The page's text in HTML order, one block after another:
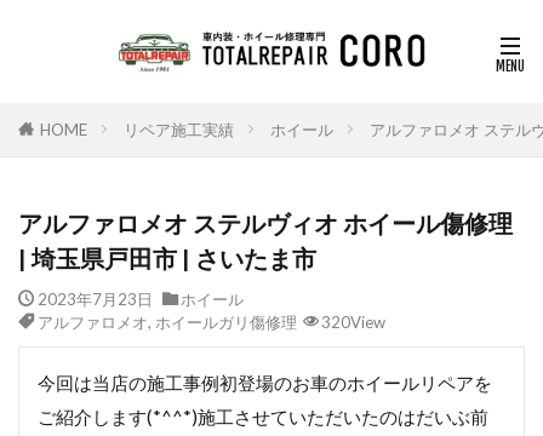
HOME リペア施工実績 ホイール アルファロメオ ステル
アルファロメオ ステルヴィオ ホイール傷修理
| 埼玉県戸田市 | さいたま市
2023年7月23日
ホイール
アルファロメオ, ホイールガリ傷修理 320View
今回は当店の施工事例初登場のお車のホイールリペアを
ご紹介します(*^^*)施工させていただいたのはだいぶ前